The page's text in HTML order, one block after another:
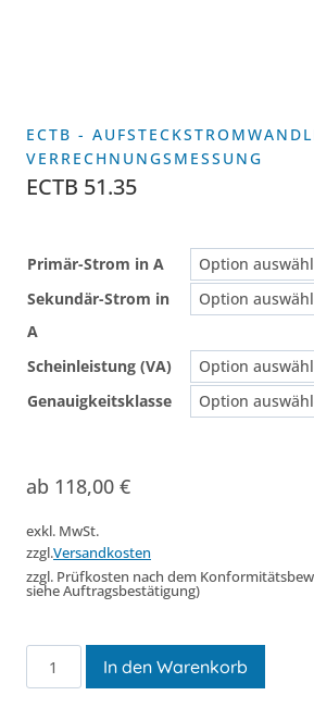
ECTB -
VERRECHNUNGSMESSUNG
ECTB 51.35
Primär-Strom in A
Sekundär-Strom in
A
Scheinleistung (VA)
Genauigkeitsklasse
ab 118,00 €
exkl. MwSt.
zzgl.Versandkosten
zzgl. Prüfkosten nach dem
siehe Auftragsbestätigung)
51.35
In den Warenkorb